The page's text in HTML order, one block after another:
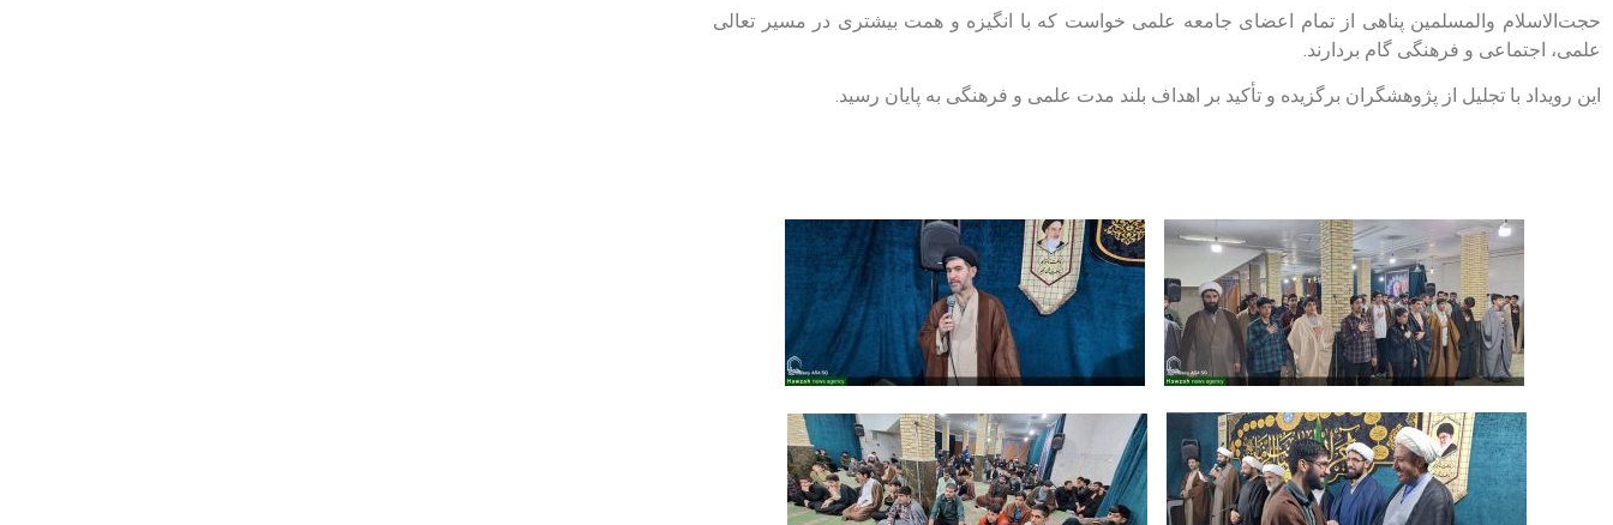
حجت‌الاسلام والمسلمین پناهی از تمام اعضای جامعه علمی خواست که با انگیزه و همت بیشتری در مسیر تعالی
علمی، اجتماعی و فرهنگی گام بردارند.
این رویداد با تجلیل از پژوهشگران برگزیده و تأکید بر اهداف بلند مدت علمی و فرهنگی به پایان رسید.